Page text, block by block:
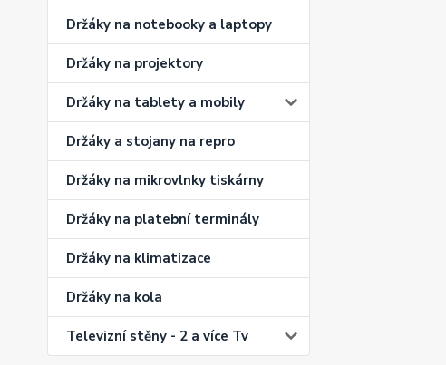
Držáky na notebooky a laptopy
Držáky na projektory
Držáky na tablety a mobily
Držáky a stojany na repro
Držáky na mikrovlnky tiskárny
Držáky na platební terminály
Držáky na klimatizace
Držáky na kola
Televizní stěny - 2 a více Tv